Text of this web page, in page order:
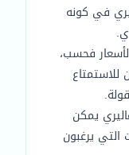
في كونه
فحسب،
للاستمتاع
يمكن
التي يرغبون